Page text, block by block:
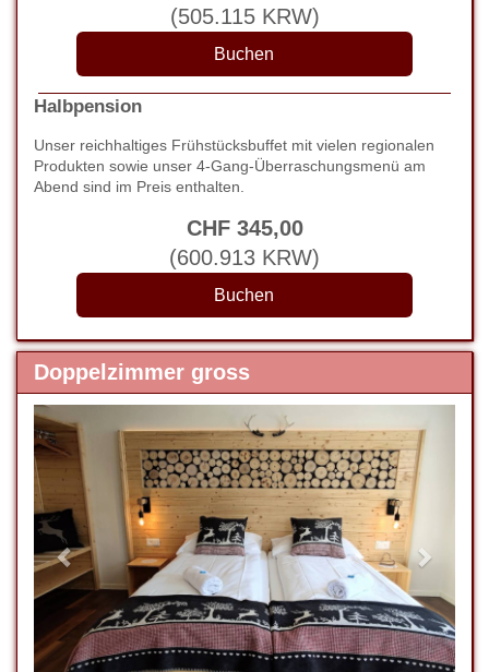
(505.115KRW)
Halbpension
Unser reichhaltiges Frühstücksbuffet mit vielen regionalen
Produkten sowie unser 4-Gang-Überraschungsmenü am
Abend sind im Preis enthalten.
CHF 345,00
(600.913 KRW)
Doppelzimmer gross
Previous